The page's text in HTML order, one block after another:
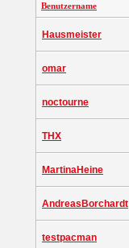
Benutzername
Hausmeister
omar
noctourne
THX
MartinaHeine
AndreasBorchardt
testpacman